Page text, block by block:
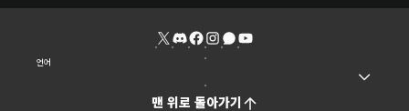
언어
맨 위로 돌아가기